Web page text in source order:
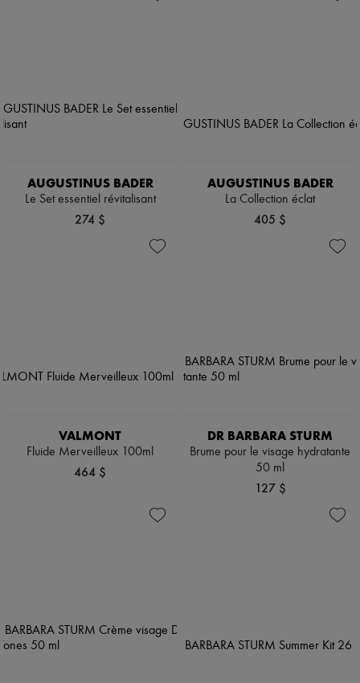
AUGUSTINUS BADER
Le Set essentiel révitalisant
274 $
AUGUSTINUS BADER
La Collection éclat
405 $
VALMONT
Fluide Merveilleux 100ml
464 $
DR BARBARA STURM
Brume pour le visage hydratante
50 ml
127 $